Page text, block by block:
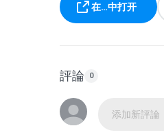
在…中打开
評論 0
添加新評論